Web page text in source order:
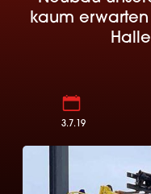
kaum
3.7.19